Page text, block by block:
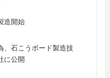
造開始
、石こうボード製造技
に公開